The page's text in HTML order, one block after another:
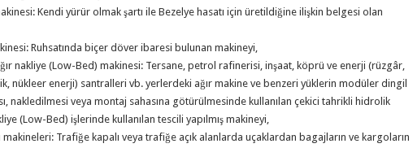
Kendi yürür olmak şartı ile Bezelye hasatı için üretildiğine ilişkin belgesi olan
Ruhsatında biçer döver ibaresi bulunan makineyi,
nakliye (Low-Bed) makinesi: Tersane, petrol rafinerisi, inşaat, köprü ve enerji (rüzgâr,
nükleer enerji) santralleri vb. yerlerdeki ağır makine ve benzeri yüklerin modüler dingil
nakledilmesi veya montaj sahasına götürülmesinde kullanılan çekici tahrikli hidrolik
(Low-Bed) işlerinde kullanılan tescili yapılmış makineyi,
makineleri: Trafiğe kapalı veya trafiğe açık alanlarda uçaklardan bagajların ve kargoların